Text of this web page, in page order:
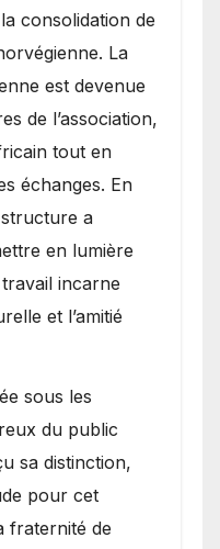
consolidation de
La
est devenue
de l’association,
tout en
échanges. En
a
en lumière
incarne
et l’amitié
sous les
du public
sa distinction,
pour cet
fraternité de